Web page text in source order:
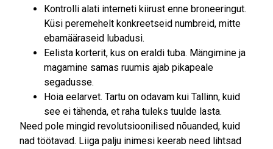
Kontrolli alati interneti kiirust enne broneeringut.
Küsi peremehelt konkreetseid numbreid, mitte
ebamääraseid lubadusi.
Eelista korterit, kus on eraldi tuba. Mängimine ja
magamine samas ruumis ajab pikapeale
segadusse.
Hoia eelarvet. Tartu on odavam kui Tallinn, kuid
see ei tähenda, et raha tuleks tuulde lasta.
Need pole mingid revolutsioonilised nõuanded, kuid
nad töötavad. Liiga palju inimesi keerab need lihtsad